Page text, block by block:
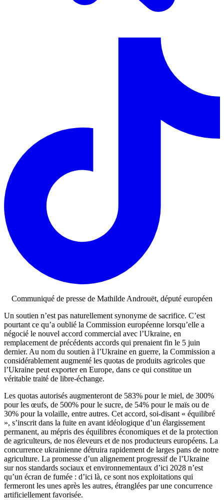
Communiqué de presse de Mathilde Androuët, député européen
Un soutien n’est pas naturellement synonyme de sacrifice. C’est
pourtant ce qu’a oublié la Commission européenne lorsqu’elle a
négocié le nouvel accord commercial avec l’Ukraine, en
remplacement de précédents accords qui prenaient fin le 5 juin
dernier. Au nom du soutien à l’Ukraine en guerre, la Commission a
considérablement augmenté les quotas de produits agricoles que
l’Ukraine peut exporter en Europe, dans ce qui constitue un
véritable traité de libre-échange.
Les quotas autorisés augmenteront de 583% pour le miel, de 300%
pour les œufs, de 500% pour le sucre, de 54% pour le maïs ou de
30% pour la volaille, entre autres. Cet accord, soi-disant « équilibré
», s’inscrit dans la fuite en avant idéologique d’un élargissement
permanent, au mépris des équilibres économiques et de la protection
de agriculteurs, de nos éleveurs et de nos producteurs européens. La
concurrence ukrainienne détruira rapidement de larges pans de notre
agriculture. La promesse d’un alignement progressif de l’Ukraine
sur nos standards sociaux et environnementaux d’ici 2028 n’est
qu’un écran de fumée : d’ici là, ce sont nos exploitations qui
fermeront les unes après les autres, étranglées par une concurrence
artificiellement favorisée.